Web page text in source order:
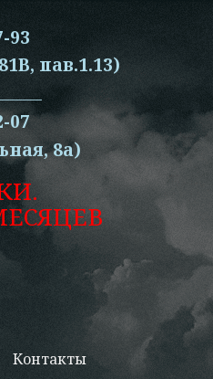
93
пав.1.13)
07
8а)
Контакты